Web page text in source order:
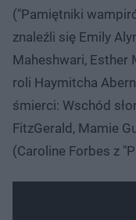
("Pamiętniki
znaleźli się Emily
Maheshwari, Esther
roli Haymitcha
śmierci: Wschód
FitzGerald, Mamie
(Caroline Forbes z